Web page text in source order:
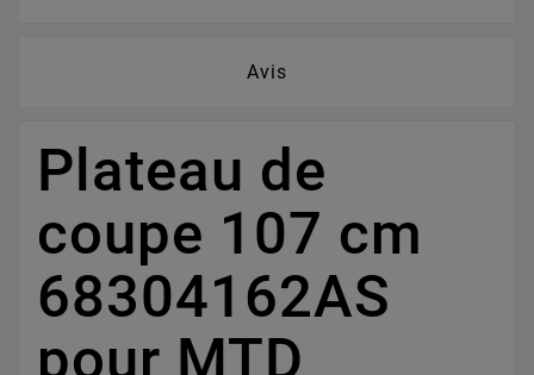
Avis
Plateau de
coupe 107 cm
68304162AS
pour MTD